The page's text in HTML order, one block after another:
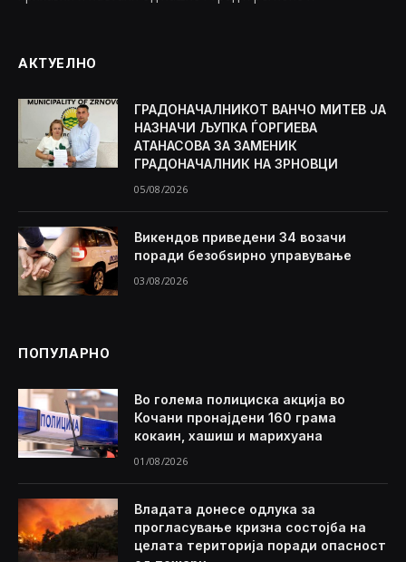
АКТУЕЛНО
ГРАДОНАЧАЛНИКОТ ВАНЧО МИТЕВ ЈА
НАЗНАЧИ ЉУПКА ЃОРГИЕВА
АТАНАСОВА ЗА ЗАМЕНИК
ГРАДОНАЧАЛНИК НА ЗРНОВЦИ
05/08/2026
Викендов приведени 34 возачи
поради безобѕирно управување
03/08/2026
ПОПУЛАРНО
Во голема полициска акција во
Кочани пронајдени 160 грама
кокаин, хашиш и марихуана
01/08/2026
Владата донесе одлука за
прогласување кризна состојба на
целата територија поради опасност